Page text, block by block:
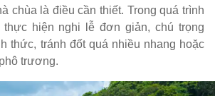
chùa là điều cần thiết. Trong quá trình
thực hiện nghi lễ đơn giản, chú trọng
thức, tránh đốt quá nhiều nhang hoặc
trương.